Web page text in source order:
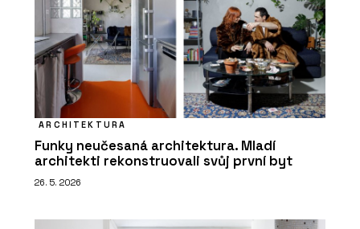
ARCHITEKTURA
Funky neučesaná architektura. Mladí
architekti rekonstruovali svůj první byt
26. 5. 2026